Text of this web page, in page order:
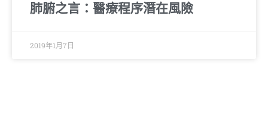
肺腑之言：醫療程序潛在風險
2019年1月7日